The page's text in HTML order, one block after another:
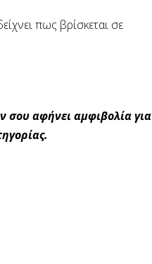
πως βρίσκεται σε
σου αφήνει αμφιβολία για